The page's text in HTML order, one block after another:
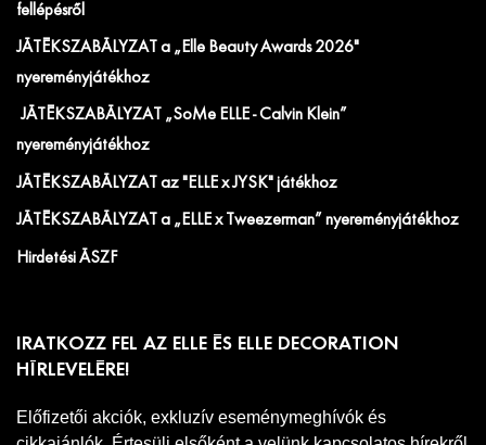
fellépésről
JÁTÉKSZABÁLYZAT a „Elle Beauty Awards 2026"
nyereményjátékhoz
JÁTÉKSZABÁLYZAT „SoMe ELLE - Calvin Klein”
nyereményjátékhoz
JÁTÉKSZABÁLYZAT az "ELLE x JYSK" játékhoz
JÁTÉKSZABÁLYZAT a „ELLE x Tweezerman” nyereményjátékhoz
Hirdetési ÁSZF
IRATKOZZ FEL AZ ELLE ÉS ELLE DECORATION
HÍRLEVELÉRE!
Előfizetői akciók, exkluzív eseménymeghívók és